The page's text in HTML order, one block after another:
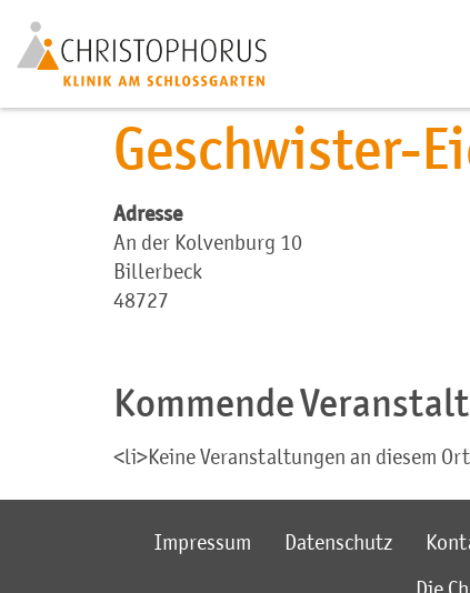
Geschwister-
Adresse
An der Kolvenburg 10
Billerbeck
48727
Kommende
<li>Keine Veranstaltungen an diesem
Impressum Datenschutz